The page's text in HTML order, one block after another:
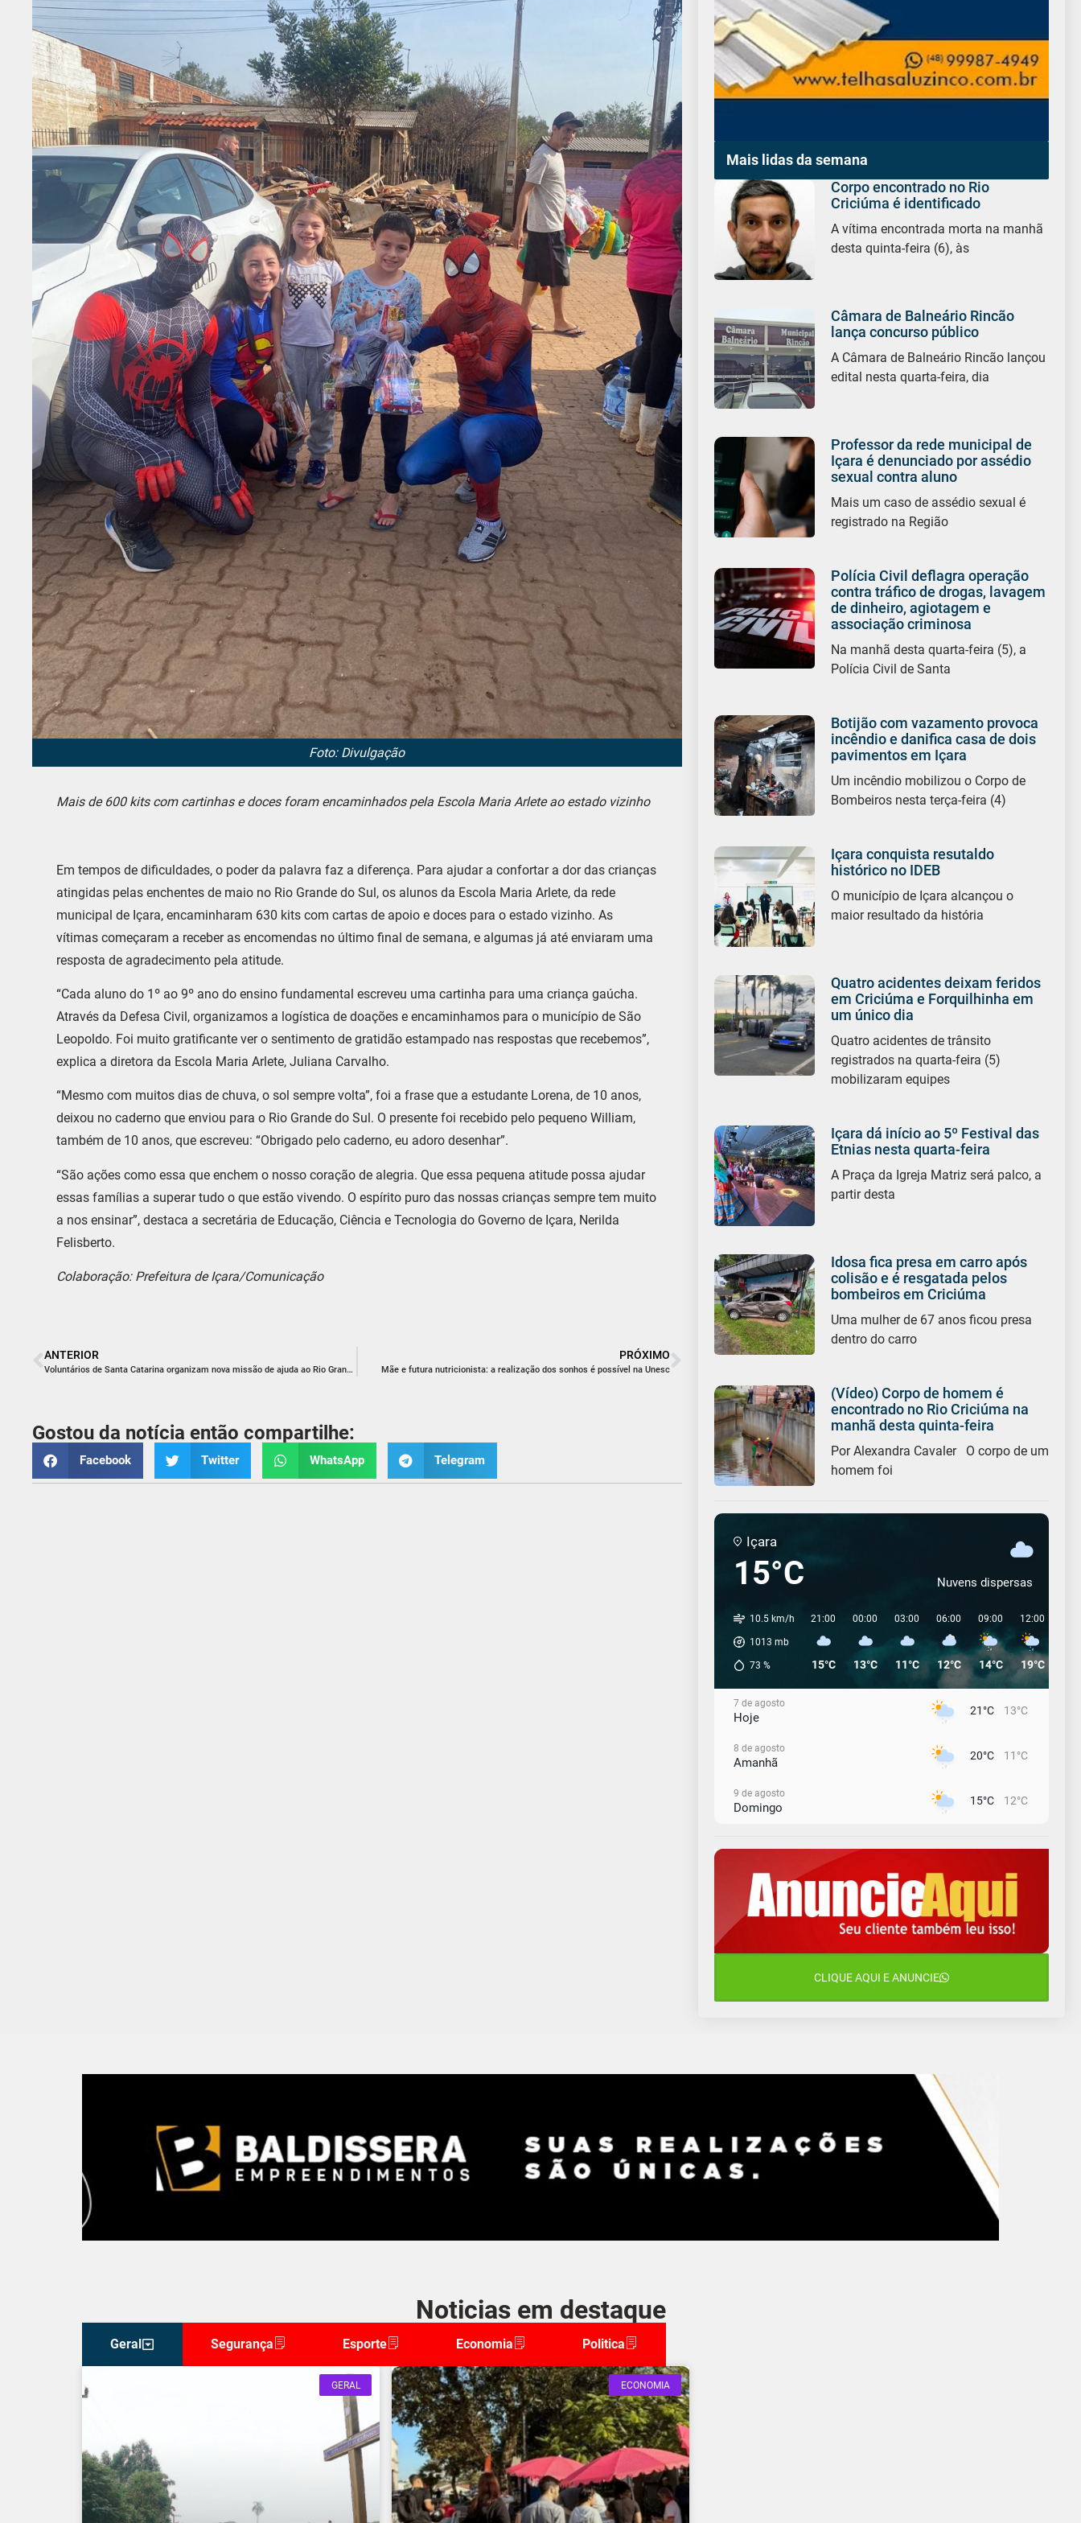
Foto: Divulgação
Mais de 600 kits com cartinhas e doces foram encaminhados pela Escola Maria Arlete ao estado vizinho
Em tempos de dificuldades, o poder da palavra faz a diferença. Para ajudar a confortar a dor das crianças
atingidas pelas enchentes de maio no Rio Grande do Sul, os alunos da Escola Maria Arlete, da rede
municipal de Içara, encaminharam 630 kits com cartas de apoio e doces para o estado vizinho. As
vítimas começaram a receber as encomendas no último final de semana, e algumas já até enviaram uma
resposta de agradecimento pela atitude.
“Cada aluno do 1º ao 9º ano do ensino fundamental escreveu uma cartinha para uma criança gaúcha.
Através da Defesa Civil, organizamos a logística de doações e encaminhamos para o município de São
Leopoldo. Foi muito gratificante ver o sentimento de gratidão estampado nas respostas que recebemos”,
explica a diretora da Escola Maria Arlete, Juliana Carvalho.
“Mesmo com muitos dias de chuva, o sol sempre volta”, foi a frase que a estudante Lorena, de 10 anos,
deixou no caderno que enviou para o Rio Grande do Sul. O presente foi recebido pelo pequeno William,
também de 10 anos, que escreveu: “Obrigado pelo caderno, eu adoro desenhar”.
“São ações como essa que enchem o nosso coração de alegria. Que essa pequena atitude possa ajudar
essas famílias a superar tudo o que estão vivendo. O espírito puro das nossas crianças sempre tem muito
a nos ensinar”, destaca a secretária de Educação, Ciência e Tecnologia do Governo de Içara, Nerilda
Felisberto.
Colaboração: Prefeitura de Içara/Comunicação
ANTERIOR
Voluntários de Santa Catarina organizam nova missão de ajuda ao Rio Grande do Sul
PRÓXIMO
Mãe e futura nutricionista: a realização dos sonhos é possível na Unesc
Gostou da notícia então compartilhe:
Facebook Twitter WhatsApp Telegram
Mais lidas da semana
Corpo encontrado no Rio
Criciúma é identificado
A vítima encontrada morta na manhã
desta quinta-feira (6), às
Câmara de Balneário Rincão
lança concurso público
A Câmara de Balneário Rincão lançou
edital nesta quarta-feira, dia
Professor da rede municipal de
Içara é denunciado por assédio
sexual contra aluno
Mais um caso de assédio sexual é
registrado na Região
Polícia Civil deflagra operação
contra tráfico de drogas, lavagem
de dinheiro, agiotagem e
associação criminosa
Na manhã desta quarta-feira (5), a
Polícia Civil de Santa
Botijão com vazamento provoca
incêndio e danifica casa de dois
pavimentos em Içara
Um incêndio mobilizou o Corpo de
Bombeiros nesta terça-feira (4)
Içara conquista resutaldo
histórico no IDEB
O município de Içara alcançou o
maior resultado da história
Quatro acidentes deixam feridos
em Criciúma e Forquilhinha em
um único dia
Quatro acidentes de trânsito
registrados na quarta-feira (5)
mobilizaram equipes
Içara dá início ao 5º Festival das
Etnias nesta quarta-feira
A Praça da Igreja Matriz será palco, a
partir desta
Idosa fica presa em carro após
colisão e é resgatada pelos
bombeiros em Criciúma
Uma mulher de 67 anos ficou presa
dentro do carro
(Vídeo) Corpo de homem é
encontrado no Rio Criciúma na
manhã desta quinta-feira
Por Alexandra Cavaler O corpo de um
homem foi
Içara
15°C Nuvens dispersas
10.5 km/h
1013 mb
73 %
21:00
15°C
00:00
13°C
03:00
11°C
06:00
12°C
09:00
14°C
12:00
19°C
7 de agosto
Hoje 21°C 13°C
8 de agosto
Amanhã 20°C 11°C
9 de agosto
Domingo 15°C 12°C
Segunda-Feira
11 de agosto
Terça-Feira
12 de agosto
16°C 11°C
CLIQUE AQUI E ANUNCIE
Noticias em destaque
Geral Segurança Esporte Economia Politica
GERAL ECONOMIA